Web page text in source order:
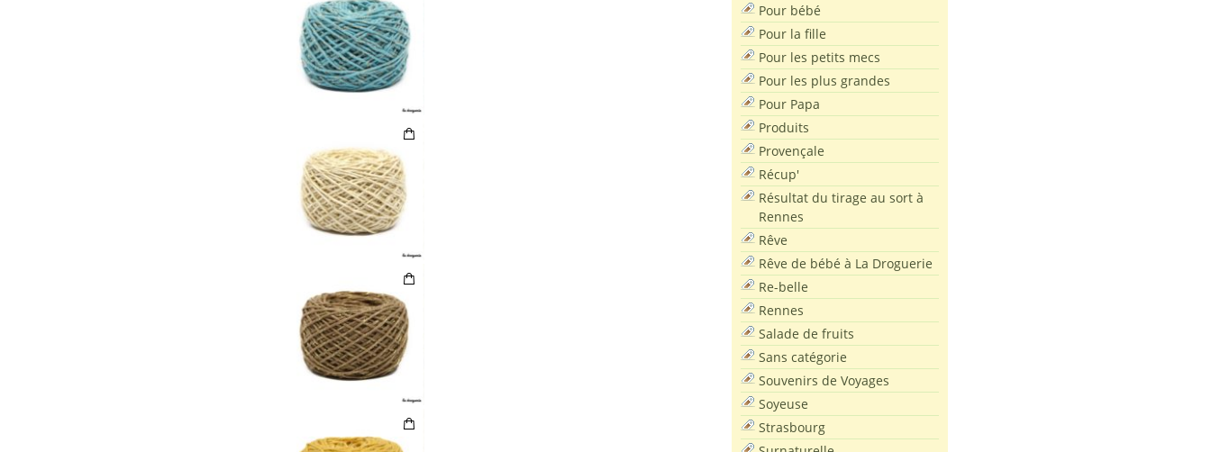
Pour bébé
Pour la fille
Pour les petits mecs
Pour les plus grandes
Pour Papa
Produits
Provençale
Récup'
Résultat du tirage au sort à
Rennes
Rêve
Rêve de bébé à La Droguerie
Re-belle
Rennes
Salade de fruits
Sans catégorie
Souvenirs de Voyages
Soyeuse
Strasbourg